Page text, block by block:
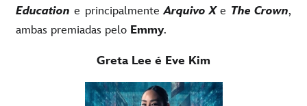
Education e principalmenteArquivo Xe The Crown,
ambas premiadas pelo Emmy.
Greta Lee é Eve Kim